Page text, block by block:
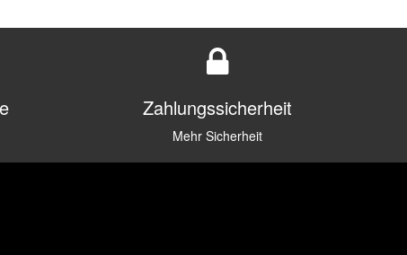
Zahlungssicherheit
Mehr Sicherheit